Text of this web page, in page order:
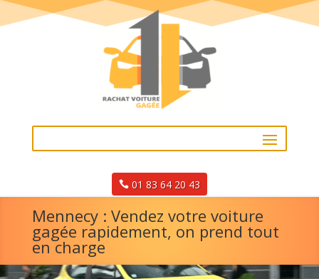
01 83 64 20 43
Mennecy : Vendez votre voiture
gagée rapidement, on prend tout
en charge